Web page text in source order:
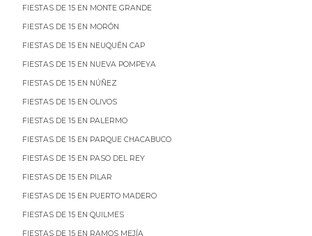
FIESTAS DE 15 EN MONTE GRANDE
FIESTAS DE 15 EN MORÓN
FIESTAS DE 15 EN NEUQUÉN CAP
FIESTAS DE 15 EN NUEVA POMPEYA
FIESTAS DE 15 EN NÚÑEZ
FIESTAS DE 15 EN OLIVOS
FIESTAS DE 15 EN PALERMO
FIESTAS DE 15 EN PARQUE CHACABUCO
FIESTAS DE 15 EN PASO DEL REY
FIESTAS DE 15 EN PILAR
FIESTAS DE 15 EN PUERTO MADERO
FIESTAS DE 15 EN QUILMES
FIESTAS DE 15 EN RAMOS MEJÍA